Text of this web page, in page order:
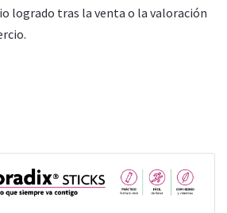
logrado tras la venta o la valoración